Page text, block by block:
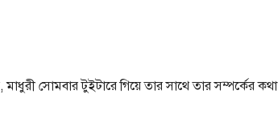
সোমবার টুইটারে গিয়ে তার সাথে তার সম্পর্কের কথা